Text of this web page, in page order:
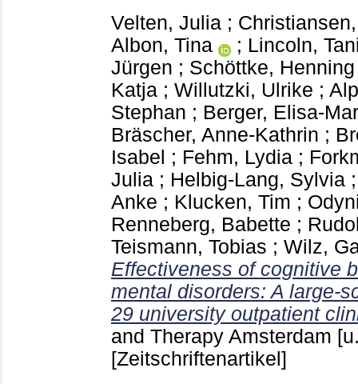
Velten, Julia ;
Albon, Tina
; Lincoln,
Jürgen ; Schöttke, Henning
Katja ; Willutzki, Ulrike ;
Stephan ; Berger, Elisa-
Bräscher, Anne-Kathrin ;
Isabel ; Fehm, Lydia ;
Julia ; Helbig-Lang, Sylvia
Anke ; Klucken, Tim ;
Renneberg, Babette ;
Teismann, Tobias ; Wilz,
Effectiveness of cognitive
mental disorders: A large-
29 university outpatient
and Therapy Amsterdam
[Zeitschriftenartikel]